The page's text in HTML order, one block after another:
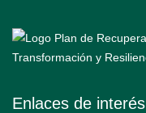
Enlaces de interés